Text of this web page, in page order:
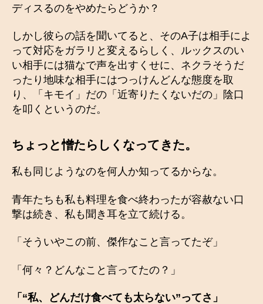
ディスるのをやめたらどうか？
しかし彼らの話を聞いてると、そのA子は相手によ
って対応をガラリと変えるらしく、ルックスのい
い相手には猫なで声を出すくせに、ネクラそうだ
ったり地味な相手にはつっけんどんな態度を取
り、「キモイ」だの「近寄りたくないだの」陰口
を叩くというのだ。
ちょっと憎たらしくなってきた。
私も同じようなのを何人か知ってるからな。
青年たちも私も料理を食べ終わったが容赦ない口
撃は続き、私も聞き耳を立て続ける。
「そういやこの前、傑作なこと言ってたぞ」
「何々？どんなこと言ってたの？」
「“私、どんだけ食べても太らない”ってさ」